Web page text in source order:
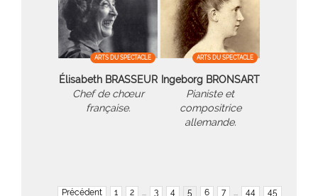
ARTS DU SPECTACLE
Élisabeth BRASSEUR
Chef de chœur
française.
ARTS DU SPECTACLE
Ingeborg BRONSART
Pianiste et
compositrice
allemande.
Précédent 1 2 ... 3 4 5 6 7 ... 44
45